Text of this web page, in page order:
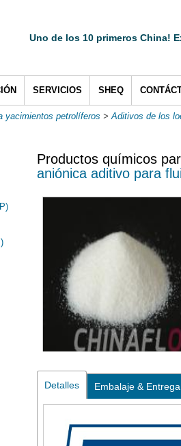
Uno de los 10 primeros China!
SERVICIOS SHEQ
yacimientos petrolíferos >Aditivos de los
Productos químicos
aniónica aditivo para
Detalles Embalaje & Entrega